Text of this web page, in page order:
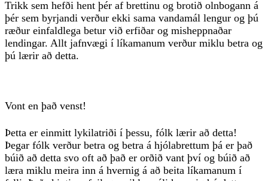
Trikk sem hefði hent þér af brettinu og brotið olnbogann á
þér sem byrjandi verður ekki sama vandamál lengur og þú
ræður einfaldlega betur við erfiðar og misheppnaðar
lendingar. Allt jafnvægi í líkamanum verður miklu betra og
þú lærir að detta.
Vont en það venst!
Þetta er einmitt lykilatriði í þessu, fólk lærir að detta!
Þegar fólk verður betra og betra á hjólabrettum þá er það
búið að detta svo oft að það er orðið vant því og búið að
læra miklu meira inn á hvernig á að beita líkamanum í